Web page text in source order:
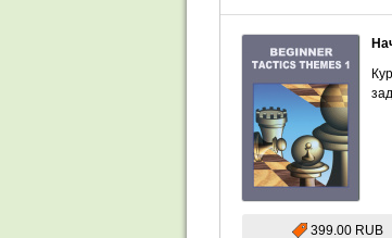
399.00 RUB